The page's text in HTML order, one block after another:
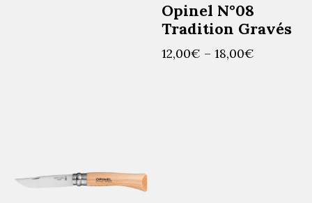
Opinel N°08
Tradition Gravés
12,00€ –18,00€